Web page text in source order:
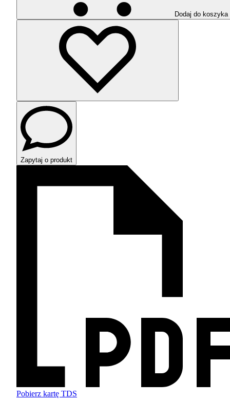
Dodaj do koszyka
Zapytaj o produkt
Pobierz kartę TDS